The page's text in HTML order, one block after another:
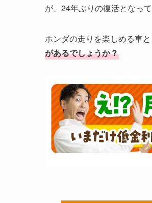
が、24年ぶりの復活となって
ホンダの走りを楽しめる車と
があるでしょうか？